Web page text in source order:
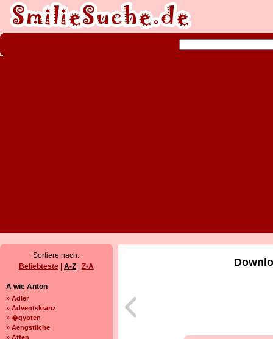
Sortiere nach:
Beliebteste
A-Z Z-A
A wie Anton
» Adler
» Adventskranz
» �gypten
» Aengstliche
» Affen